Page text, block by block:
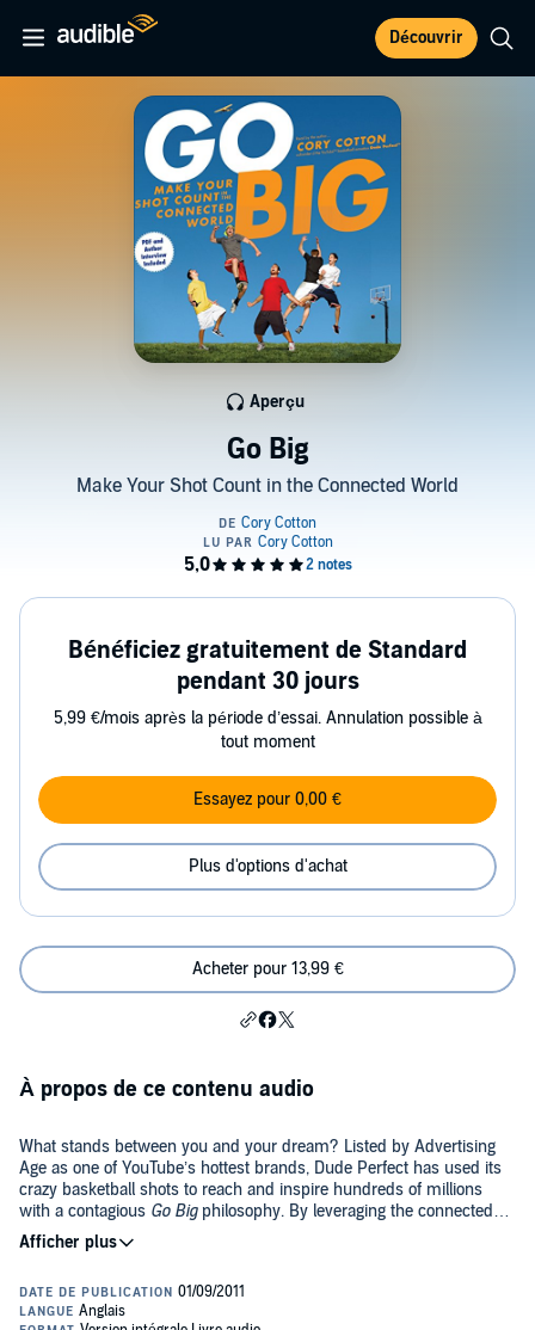
Découvrir
Go Big
Make Your Shot Count in the Connected World
Aperçu
Bénéficiez gratuitement de Standard
pendant 30 jours
5,99 €/mois après la période d’essai. Annulation possible à
tout moment
Essayez pour 0,00 €
Plus d'options d'achat
Acheter pour 13,99 €
À propos de ce contenu audio
What stands between you and your dream? Listed by Advertising
Age as one of YouTube’s hottest brands, Dude Perfect has used its
crazy basketball shots to reach and inspire hundreds of millions
with a contagious Go Bigphilosophy. By leveraging the connected
world, the Dude Perfect guys’ dream became a reality, and now,
they want the same for you. Written by one of the dudes himself,
for taking your passions, skills, and dreams to the next level. Are you
ready to GO BIG?
©2011 Cory Cotton (P)2011 Oasis